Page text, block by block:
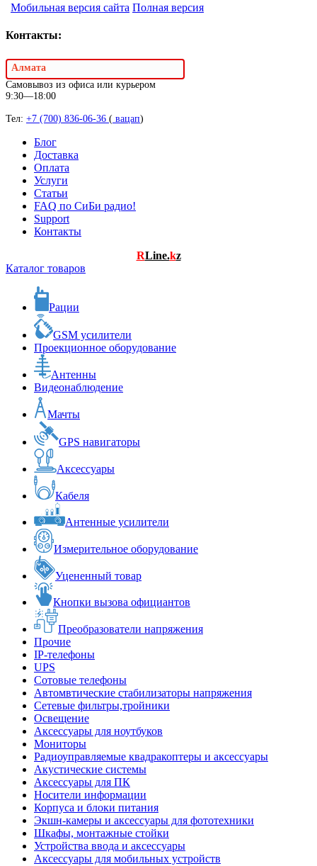
Мобильная версия сайта Полная версия
Контакты:
Алмата
Самовывоз из офиса или курьером
9:30—18:00
Тел: +7 (700) 836-06-36 ( вацап)
Блог
Доставка
Оплата
Услуги
Статьи
FAQ по СиБи радио!
Support
Контакты
RLine.kz
Каталог товаров
Рации
GSM усилители
Проекционное оборудование
Антенны
Видеонаблюдение
Мачты
GPS навигаторы
Аксессуары
Кабеля
Антенные усилители
Измерительное оборудование
Уцененный товар
Кнопки вызова официантов
Преобразователи напряжения
Прочие
IP-телефоны
UPS
Сотовые телефоны
Автомвтические стабилизаторы напряжения
Сетевые фильтры,тройники
Освещение
Аксессуары для ноутбуков
Мониторы
Радиоуправляемые квадракоптеры и аксессуары
Акустические системы
Аксессуары для ПК
Носители информации
Корпуса и блоки питания
Экшн-камеры и аксессуары для фототехники
Шкафы, монтажные стойки
Устройства ввода и аксессуары
Аксессуары для мобильных устройств